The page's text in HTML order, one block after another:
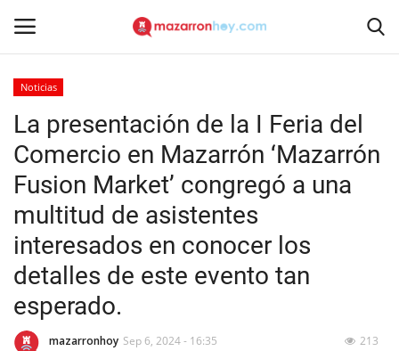
Inicio
Contacto
Noticias
Mazarrón Hoy
Entrevistas
Noticias
La presentación de la I Feria del
Comercio en Mazarrón ‘Mazarrón
Fusion Market’ congregó a una
multitud de asistentes
interesados en conocer los
detalles de este evento tan
esperado.
mazarronhoy Sep 6, 2024 - 16:35 213